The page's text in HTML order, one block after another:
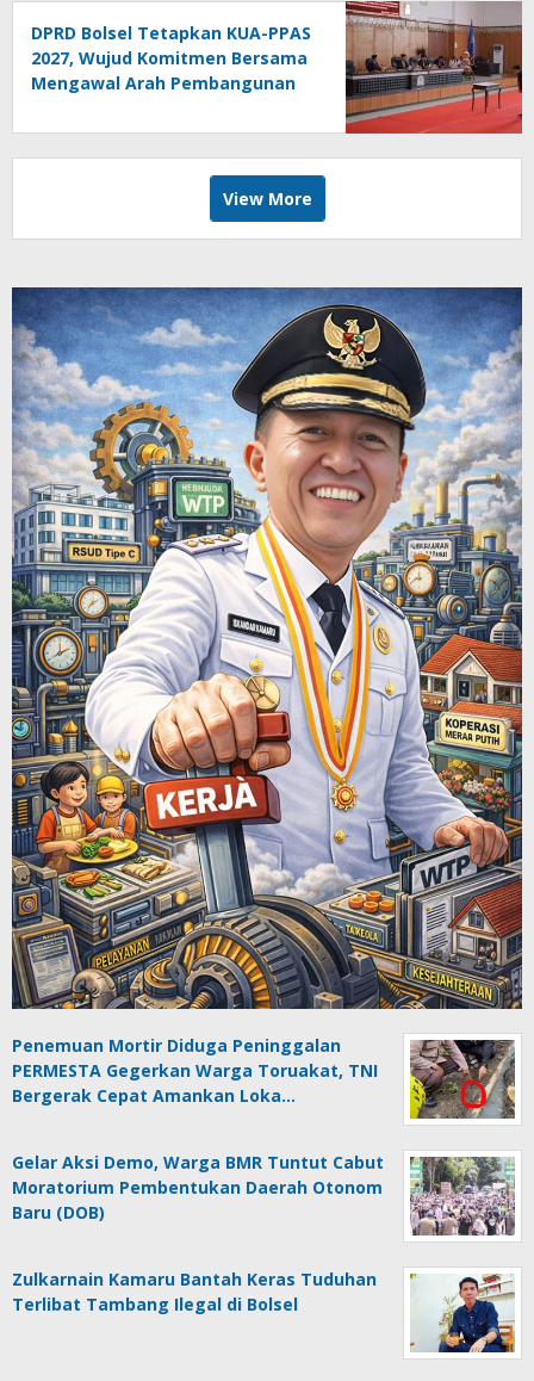
DPRD Bolsel Tetapkan KUA-PPAS
2027, Wujud Komitmen Bersama
Mengawal Arah Pembangunan
View More
Penemuan Mortir Diduga Peninggalan
PERMESTA Gegerkan Warga Toruakat, TNI
Bergerak Cepat Amankan Loka…
Gelar Aksi Demo, Warga BMR Tuntut Cabut
Moratorium Pembentukan Daerah Otonom
Baru (DOB)
Zulkarnain Kamaru Bantah Keras Tuduhan
Terlibat Tambang Ilegal di Bolsel